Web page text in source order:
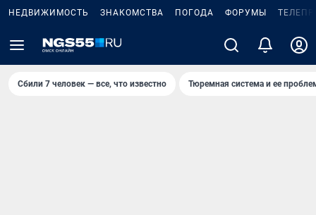
НЕДВИЖИМОСТЬ ЗНАКОМСТВА ПОГОДА ФОРУМЫ
Сбили 7 человек — все, что известно Тюремная система и ее